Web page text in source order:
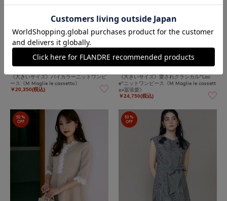
《大きいサイズ》バイカラーニットワンピ
ース《M Maglie le cassetto》
￥20,350(税込)
SOLDOUT
《大きいサイズ》愛されクラシカル“Lac
e”ニットワンピース《M Maglie le cassett
o×冨張愛》
￥24,750(税込)
50%
OFF
50%
OFF